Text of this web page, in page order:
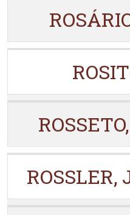
ROSSLER,